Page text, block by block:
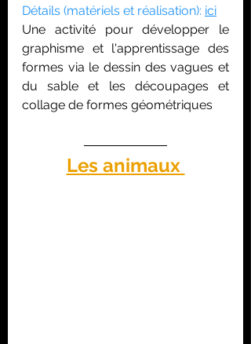
Détails (matériels et réalisation): ici
Une activité pour développer le
graphisme et l'apprentissage des
formes via le dessin des vagues et
du sable et les découpages et
collage de formes géométriques
Les animaux